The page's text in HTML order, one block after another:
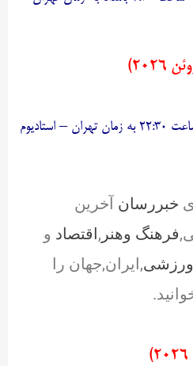
– بازی ۳۹: بلژیک – ایران – ساعت ۲۲:۳۰ به زمان تهران – استادیوم
خبررسان آخرین
فرهنگ وهنر ,اقتصاد و
ورزشی,ایران,جهان را